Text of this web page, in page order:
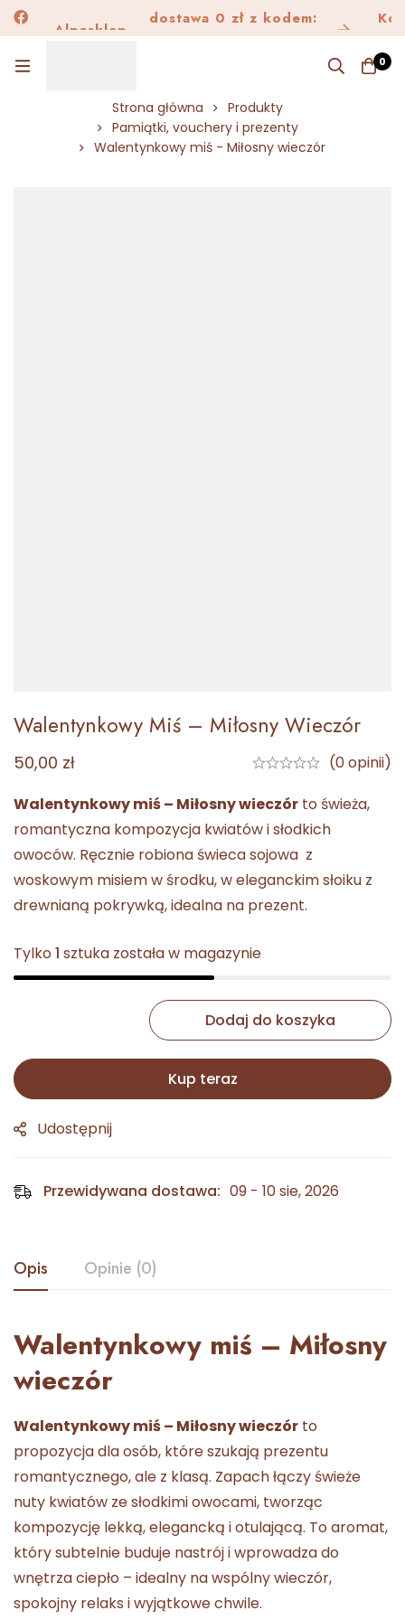
Alpasklep
dostawa 0 zł z kodem:
Dostawa150
0
Strona główna
Produkty
Pamiątki, vouchery i prezenty
Walentynkowy miś - Miłosny wieczór
Walentynkowy Miś – Miłosny Wieczór
50,00 zł
(0 opinii)
Walentynkowy miś – Miłosny wieczór to świeża,
romantyczna kompozycja kwiatów i słodkich
owoców. Ręcznie robiona świeca sojowa z
woskowym misiem w środku, w eleganckim słoiku z
drewnianą pokrywką, idealna na prezent.
Tylko1 sztuka została w magazynie
Dodaj do koszyka
Kup teraz
Udostępnij
Przewidywana dostawa: 09 - 10 sie, 2026
Opis Opinie (0)
Walentynkowy miś – Miłosny
wieczór
Walentynkowy miś – Miłosny wieczór to
propozycja dla osób, które szukają prezentu
romantycznego, ale z klasą. Zapach łączy świeże
nuty kwiatów ze słodkimi owocami, tworząc
kompozycję lekką, elegancką i otulającą. To aromat,
który subtelnie buduje nastrój i wprowadza do
wnętrza ciepło – idealny na wspólny wieczór,
spokojny relaks i wyjątkowe chwile.